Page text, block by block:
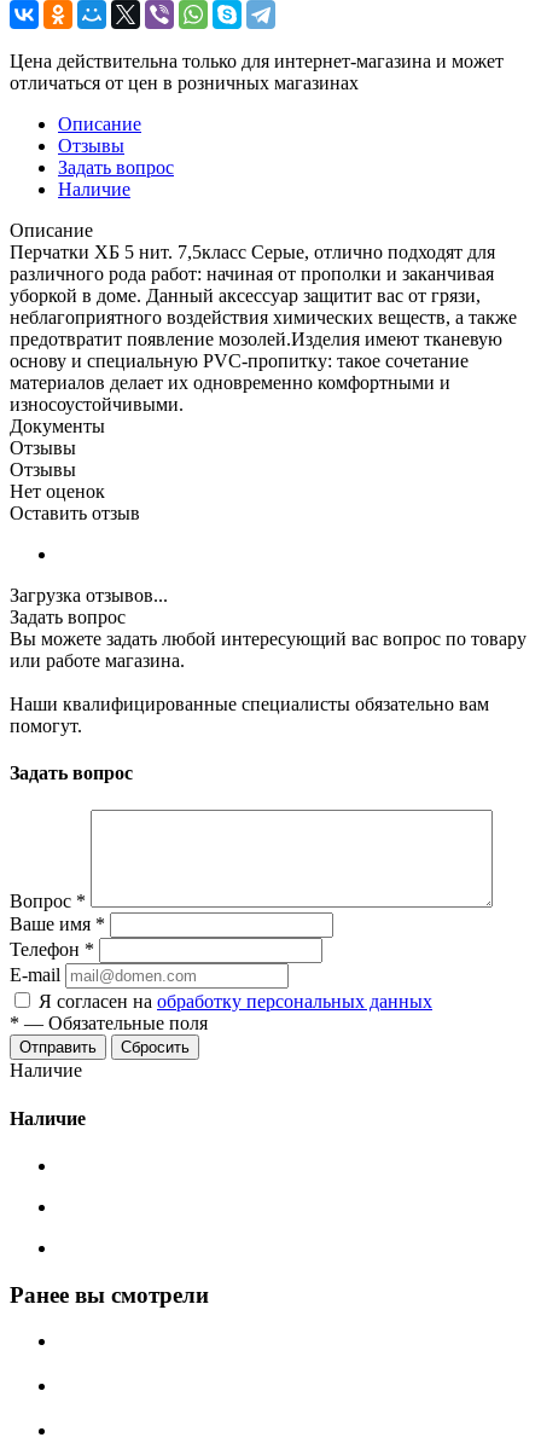
Цена действительна только для интернет-магазина и может
отличаться от цен в розничных магазинах
Описание
Отзывы
Задать вопрос
Наличие
Описание
Перчатки ХБ 5 нит. 7,5класс Серые, отлично подходят для
различного рода работ: начиная от прополки и заканчивая
уборкой в доме. Данный аксессуар защитит вас от грязи,
неблагоприятного воздействия химических веществ, а также
предотвратит появление мозолей.Изделия имеют тканевую
основу и специальную PVC-пропитку: такое сочетание
материалов делает их одновременно комфортными и
износоустойчивыми.
Документы
Отзывы
Отзывы
Нет оценок
Оставить отзыв
Загрузка отзывов...
Задать вопрос
Вы можете задать любой интересующий вас вопрос по товару
или работе магазина.
Наши квалифицированные специалисты обязательно вам
помогут.
Задать вопрос
Вопрос *
Ваше имя *
Телефон *
E-mail
Я согласен на обработку персональных данных
* — Обязательные поля
Сбросить
Наличие
Наличие
Ранее вы смотрели